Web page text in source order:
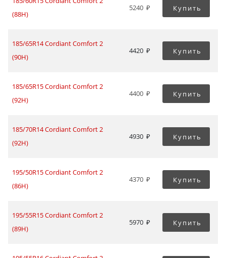
(88H)
5240 Купить
185/65R14 Cordiant Comfort 2
(90H)
4420 Купить
185/65R15 Cordiant Comfort 2
(92H)
4400 Купить
185/70R14 Cordiant Comfort 2
(92H)
4930 Купить
195/50R15 Cordiant Comfort 2
(86H)
4370 Купить
195/55R15 Cordiant Comfort 2
(89H)
5970 Купить